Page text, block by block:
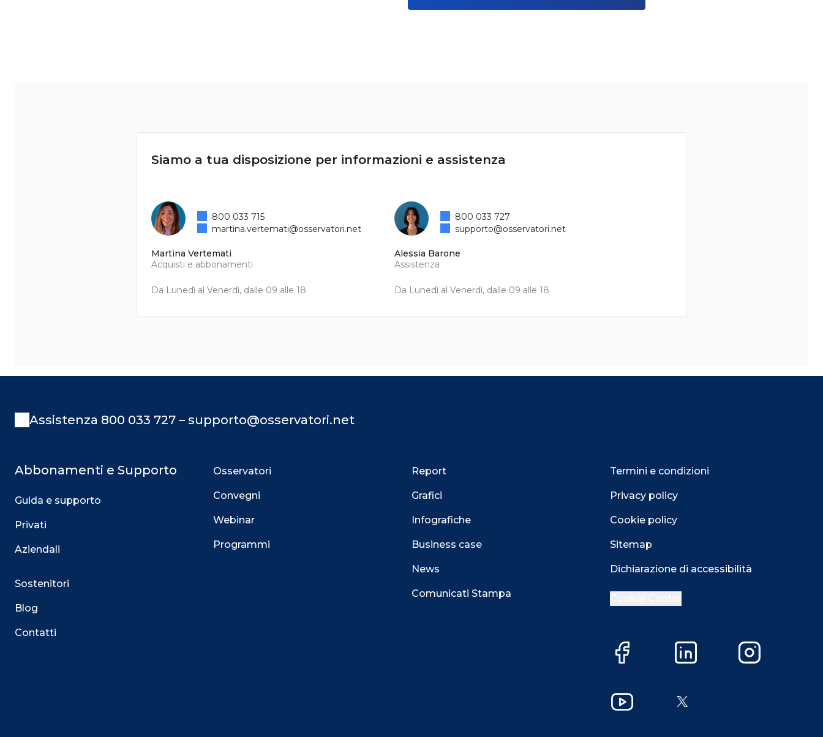
Siamo a tua disposizione per informazioni e assistenza
Martina Vertemati
Acquisti e abbonamenti
Da Lunedì al Venerdì, dalle 09 alle 18
800 033 715
martina.vertemati@osservatori.net
Alessia Barone
Assistenza
Da Lunedì al Venerdì, dalle 09 alle 18
800 033 727
supporto@osservatori.net
Assistenza 800 033 727 – supporto@osservatori.net
Abbonamenti e Supporto
Guida e supporto
Privati
Aziendali
Sostenitori
Blog
Contatti
Osservatori
Convegni
Webinar
Programmi
Report
Grafici
Infografiche
Business case
News
Comunicati Stampa
Termini e condizioni
Privacy policy
Cookie policy
Sitemap
Dichiarazione di accessibilità
Facebook LinkedIn Instagram
YouTube X